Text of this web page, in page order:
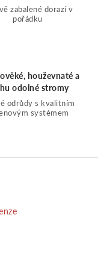
zabalené dorazí v
pořádku
houževnaté a
odolné stromy
odrůdy s kvalitním
systémem